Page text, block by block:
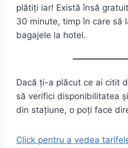
plătiți iar! Există însă
30 minute, timp în care să
bagajele la hotel.
Dacă ți-a plăcut ce ai citit
să verifici disponibilitatea
din stațiune, o poți face
Click pentru a vedea